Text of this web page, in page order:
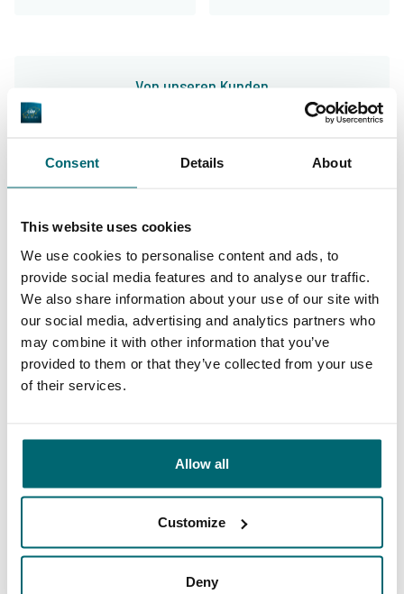
Consent Details About
This website uses cookies
We use cookies to personalise content and ads, to
provide social media features and to analyse our traffic.
We also share information about your use of our site with
our social media, advertising and analytics partners who
may combine it with other information that you’ve
provided to them or that they’ve collected from your use
of their services.
Allow all
Customize
Deny
Von unseren Kunden
Seit fast 10 Jahren buchen wir mehrmals im
Jahr sowohl privat mit Familie und Freunden,
als auch für unsere Firma mit
Praxisberatung.
9/10 Hans & Quinten
Große Auswahl an 1A